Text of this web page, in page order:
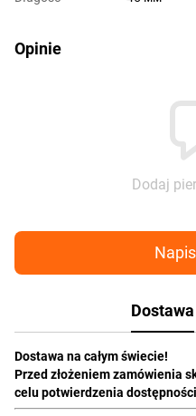
Opinie
Dodaj
Dostawa
Dostawa na całym świecie!
Przed złożeniem zamówienia
celu potwierdzenia